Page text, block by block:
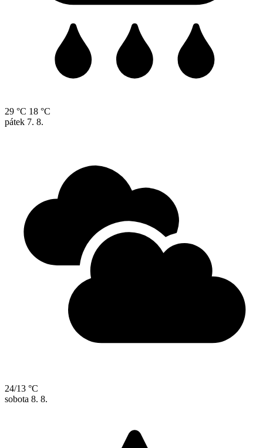
29 °C 18 °C
pátek 7. 8.
24/13 °C
sobota 8. 8.